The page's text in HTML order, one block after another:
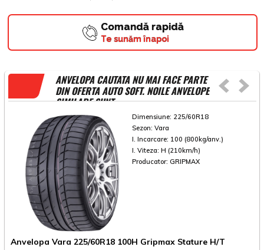
Comandă rapidă
Te sunăm înapoi
ANVELOPA CAUTATA NU MAI FACE PARTE
DIN OFERTA AUTO SOFT. NOILE ANVELOPE
SIMILARE SUNT
Dimensiune: 225/60R18
Sezon: Vara
I. Incarcare: 100 (800kg/anv.)
I. Viteza: H (210km/h)
Producator: GRIPMAX
Anvelopa Vara 225/60R18 100H Gripmax Stature H/T